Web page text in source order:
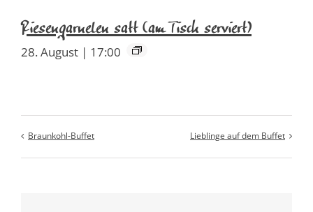
Riesengarnelen satt (am Tisch serviert)
28. August | 17:00
Braunkohl-Buffet Lieblinge auf dem Buffet